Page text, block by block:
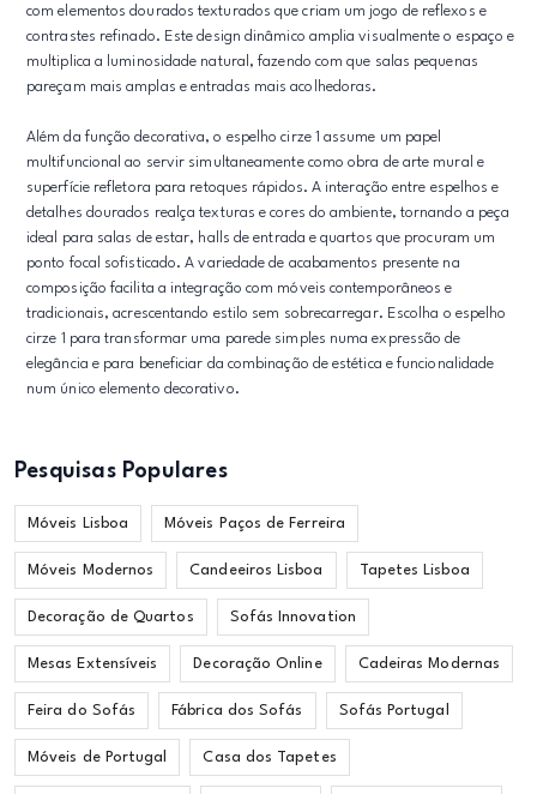
com elementos dourados texturados que criam um jogo de reflexos e
contrastes refinado. Este design dinâmico amplia visualmente o espaço e
multiplica a luminosidade natural, fazendo com que salas pequenas
pareçam mais amplas e entradas mais acolhedoras.
Além da função decorativa, o espelho cirze 1 assume um papel
multifuncional ao servir simultaneamente como obra de arte mural e
superfície refletora para retoques rápidos. A interação entre espelhos e
detalhes dourados realça texturas e cores do ambiente, tornando a peça
ideal para salas de estar, halls de entrada e quartos que procuram um
ponto focal sofisticado. A variedade de acabamentos presente na
composição facilita a integração com móveis contemporâneos e
tradicionais, acrescentando estilo sem sobrecarregar. Escolha o espelho
cirze 1 para transformar uma parede simples numa expressão de
elegância e para beneficiar da combinação de estética e funcionalidade
num único elemento decorativo.
Pesquisas Populares
Móveis Lisboa Móveis Paços de Ferreira
Móveis Modernos Candeeiros Lisboa Tapetes Lisboa
Decoração de Quartos Sofás Innovation
Mesas Extensíveis Decoração Online Cadeiras Modernas
Feira do Sofás Fábrica dos Sofás Sofás Portugal
Móveis de Portugal Casa dos Tapetes